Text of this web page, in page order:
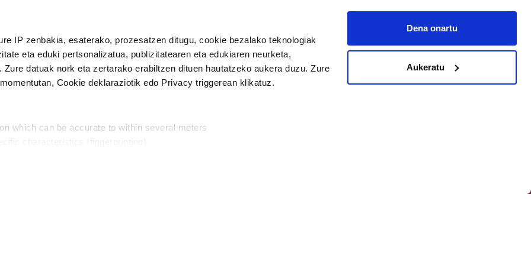
IP zenbakia, esaterako, prozesatzen ditugu, cookie bezalako teknologiak
eta eduki pertsonalizatua, publizitatearen eta edukiaren neurketa,
datuak nork eta zertarako erabiltzen dituen hautatzeko aukera duzu. Zure
Cookie deklaraziotik edo Privacy triggerean klikatuz.
which can be accurate to within several meters
Dena onartu
Aukeratu
Harpidetu
modu librean kontatzea da gure eginkizuna. Horretarako zure ekarpena